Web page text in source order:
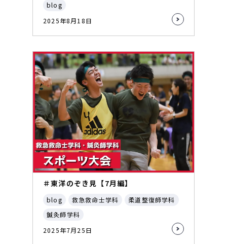
blog
2025年8月18日
＃東洋のぞき見【7月編】
blog 救急救命士学科
柔道整復師学科
鍼灸師学科
2025年7月25日